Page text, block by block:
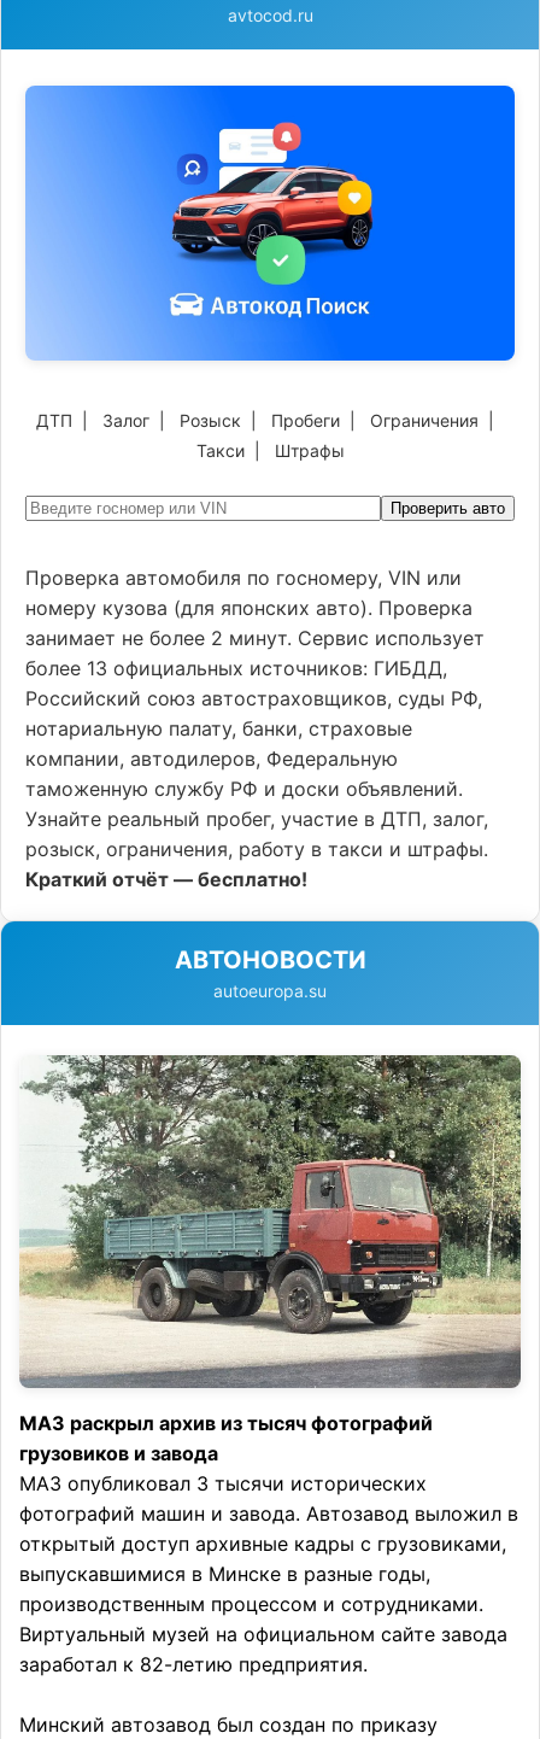
avtocod.ru
ДТП Залог Розыск Пробеги Ограничения
Такси| Штрафы
Проверить авто
Проверка автомобиля по госномеру, VIN или
номеру кузова (для японских авто). Проверка
занимает не более 2 минут. Сервис использует
более 13 официальных источников: ГИБДД,
Российский союз автостраховщиков, суды РФ,
нотариальную палату, банки, страховые
компании, автодилеров, Федеральную
таможенную службу РФ и доски объявлений.
Узнайте реальный пробег, участие в ДТП, залог,
розыск, ограничения, работу в такси и штрафы.
Краткий отчёт — бесплатно!
АВТОНОВОСТИ
autoeuropa.su
МАЗ раскрыл архив из тысяч фотографий
грузовиков и завода
МАЗ опубликовал 3 тысячи исторических
фотографий машин и завода. Автозавод выложил в
открытый доступ архивные кадры с грузовиками,
выпускавшимися в Минске в разные годы,
производственным процессом и сотрудниками.
Виртуальный музей на официальном сайте завода
заработал к 82-летию предприятия.
Минский автозавод был создан по приказу